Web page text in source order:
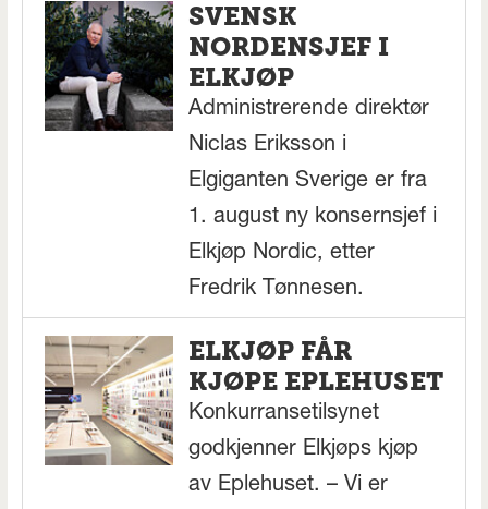
SVENSK
NORDENSJEF I
ELKJØP
Administrerende direktør
Niclas Eriksson i
Elgiganten Sverige er fra
1. august ny konsernsjef i
Elkjøp Nordic, etter
Fredrik Tønnesen.
ELKJØP FÅR
KJØPE EPLEHUSET
Konkurransetilsynet
godkjenner Elkjøps kjøp
av Eplehuset. – Vi er